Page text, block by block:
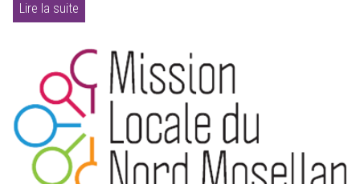
Lire la suite